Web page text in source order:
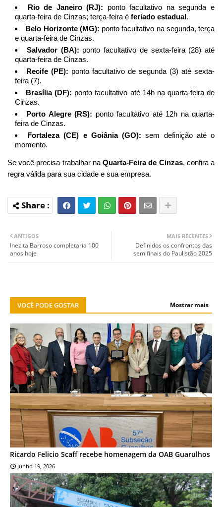
Rio de Janeiro (RJ): ponto facultativo na segunda e
quarta-feira de Cinzas; terça-feira é feriado estadual.
Belo Horizonte (MG): ponto facultativo na segunda, terça
e quarta-feira de Cinzas.
Salvador (BA): ponto facultativo de sexta-feira (28) até
quarta-feira de Cinzas.
Recife (PE): ponto facultativo de segunda (3) até sexta-
feira (7).
Brasília (DF): ponto facultativo até 14h na quarta-feira de
Cinzas.
Porto Alegre (RS): ponto facultativo até 12h na quarta-
feira de Cinzas.
Fortaleza (CE) e Goiânia (GO): sem definição até o
momento.
Se você precisa trabalhar naQuarta-Feira de Cinzas, confira a
regra válida para sua cidade e sua empresa.
MAIS RECENTES
Definidos os confrontos das
semifinais do Paulistão 2025
ANTIGOS
Inezita Barroso completaria 100
anos hoje
VOCÊ PODE GOSTAR Mostrar mais
NOTÍCIA
Ricardo Felicio Scaff recebe homenagem da OAB Guarulhos
Junho 19, 2026
NOTÍCIA